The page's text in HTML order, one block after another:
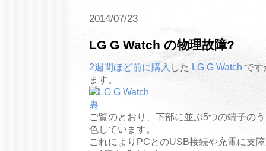
2014/07/23
LG G Watch の物理故障?
2週間ほど前に購入 した LG G Watch で
ます。
ご覧のとおり、下部に並ぶ5つの端子の
色しています。
これによりPCとのUSB接続や充電に支